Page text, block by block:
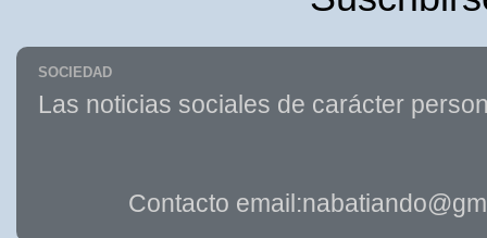
SOCIEDAD
Las noticias sociales de carácter
Contacto